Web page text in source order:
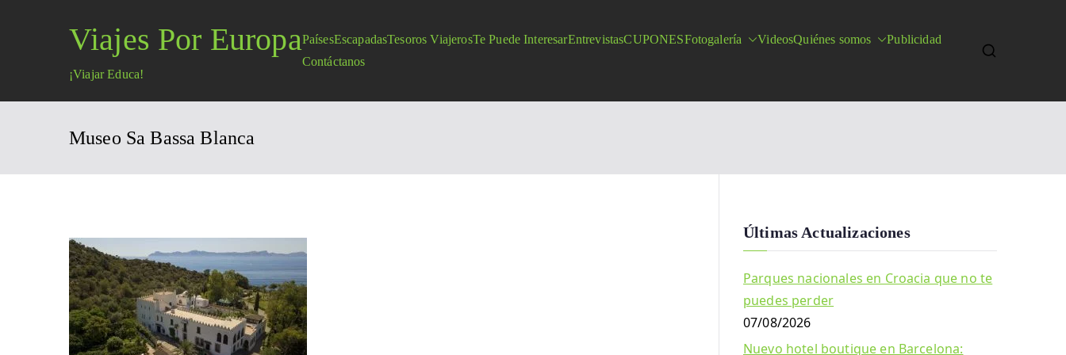
Viajes Por Europa
¡Viajar Educa!
PaísesEscapadasTesoros ViajerosTe Puede InteresarEntrevistasCUPONESFotogalería VideosQuiénes somos
Publicidad
Contáctanos
Museo Sa Bassa Blanca
Últimas Actualizaciones
Parques nacionales en Croacia que no te
puedes perder
07/08/2026
Nuevo hotel boutique en Barcelona: